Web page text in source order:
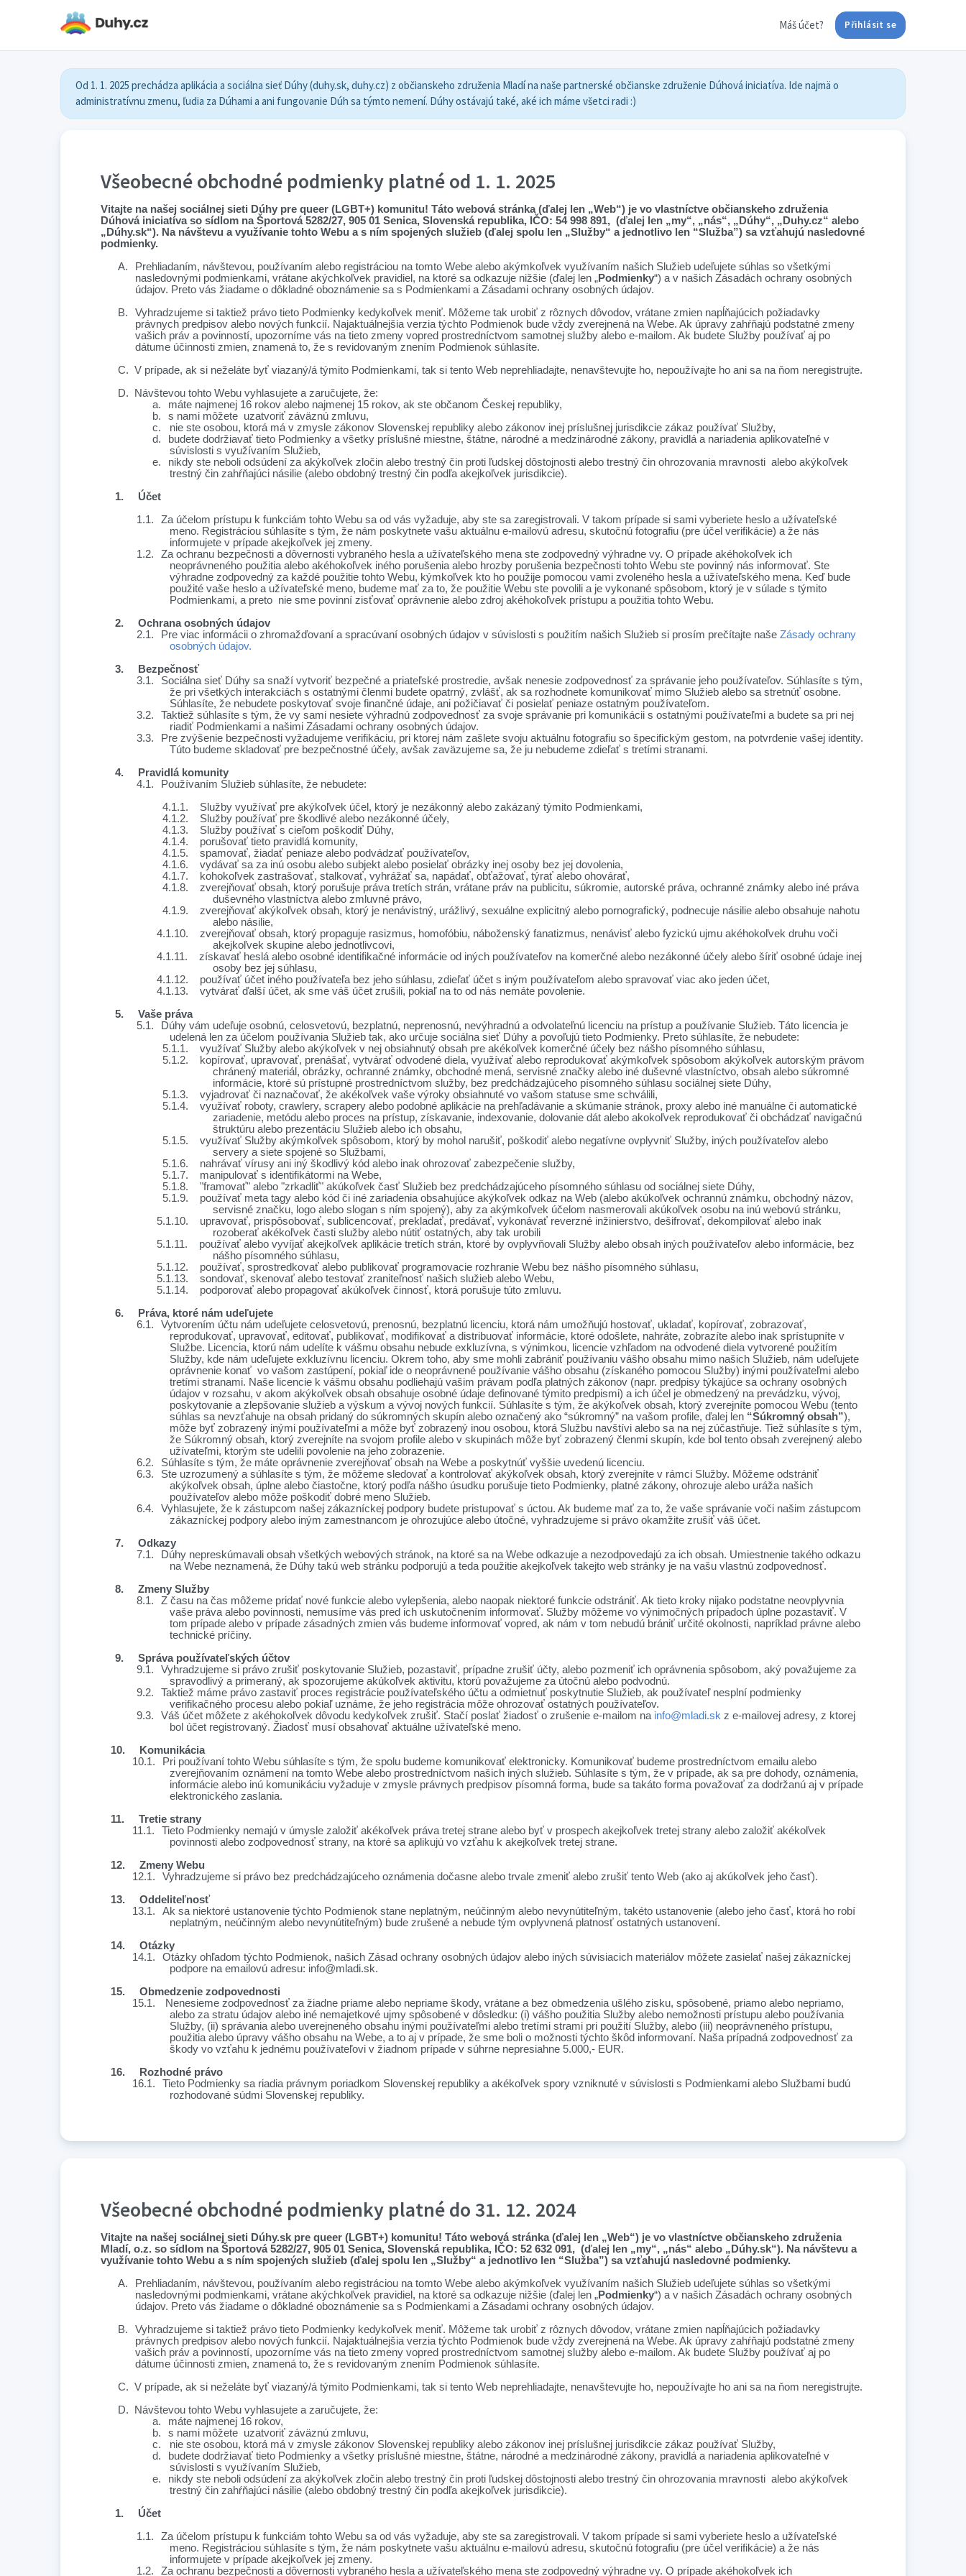
Máš účet? Přihlásit se
Od 1. 1. 2025 prechádza aplikácia a sociálna sieť Dúhy (duhy.sk, duhy.cz) z občianskeho združenia Mladí na naše partnerské občianske združenie Dúhová iniciatíva. Ide najmä o
administratívnu zmenu, ľudia za Dúhami a ani fungovanie Dúh sa týmto nemení. Dúhy ostávajú také, aké ich máme všetci radi :)
Všeobecné obchodné podmienky platné od 1. 1. 2025
Vitajte na našej sociálnej sieti Dúhy pre queer (LGBT+) komunitu! Táto webová stránka (ďalej len „Web“) je vo vlastníctve občianskeho združenia
Dúhová iniciatíva so sídlom na Športová 5282/27, 905 01 Senica, Slovenská republika, IČO: 54 998 891, (ďalej len „my“, „nás“, „Dúhy“, „Duhy.cz“ alebo
„Dúhy.sk“). Na návštevu a využívanie tohto Webu a s ním spojených služieb (ďalej spolu len „Služby“ a jednotlivo len “Služba”) sa vzťahujú nasledovné
podmienky.
A.
Prehliadaním, návštevou, používaním alebo registráciou na tomto Webe alebo akýmkoľvek využívaním našich Služieb udeľujete súhlas so všetkými
nasledovnými podmienkami, vrátane akýchkoľvek pravidiel, na ktoré sa odkazuje nižšie (ďalej len „Podmienky“) a v našich Zásadách ochrany osobných
údajov. Preto vás žiadame o dôkladné oboznámenie sa s Podmienkami a Zásadami ochrany osobných údajov.
B.
Vyhradzujeme si taktiež právo tieto Podmienky kedykoľvek meniť. Môžeme tak urobiť z rôznych dôvodov, vrátane zmien napĺňajúcich požiadavky
právnych predpisov alebo nových funkcií. Najaktuálnejšia verzia týchto Podmienok bude vždy zverejnená na Webe. Ak úpravy zahŕňajú podstatné zmeny
vašich práv a povinností, upozorníme vás na tieto zmeny vopred prostredníctvom samotnej služby alebo e-mailom. Ak budete Služby používať aj po
dátume účinnosti zmien, znamená to, že s revidovaným znením Podmienok súhlasíte.
C. V prípade, ak si neželáte byť viazaný/á týmito Podmienkami, tak si tento Web neprehliadajte, nenavštevujte ho, nepoužívajte ho ani sa na ňom neregistrujte.
D.
Návštevou tohto Webu vyhlasujete a zaručujete, že:
a.
máte najmenej 16 rokov alebo najmenej 15 rokov, ak ste občanom Českej republiky,
b.
s nami môžete uzatvoriť záväznú zmluvu,
c.
nie ste osobou, ktorá má v zmysle zákonov Slovenskej republiky alebo zákonov inej príslušnej jurisdikcie zákaz používať Služby,
d.
budete dodržiavať tieto Podmienky a všetky príslušné miestne, štátne, národné a medzinárodné zákony, pravidlá a nariadenia aplikovateľné v
súvislosti s využívaním Služieb,
e.
nikdy ste neboli odsúdení za akýkoľvek zločin alebo trestný čin proti ľudskej dôstojnosti alebo trestný čin ohrozovania mravnosti alebo akýkoľvek
trestný čin zahŕňajúci násilie (alebo obdobný trestný čin podľa akejkoľvek jurisdikcie).
1.
Účet
1.1.
Za účelom prístupu k funkciám tohto Webu sa od vás vyžaduje, aby ste sa zaregistrovali. V takom prípade si sami vyberiete heslo a užívateľské
meno. Registráciou súhlasíte s tým, že nám poskytnete vašu aktuálnu e-mailovú adresu, skutočnú fotografiu (pre účel verifikácie) a že nás
informujete v prípade akejkoľvek jej zmeny.
1.2.
Za ochranu bezpečnosti a dôvernosti vybraného hesla a užívateľského mena ste zodpovedný výhradne vy. O prípade akéhokoľvek ich
neoprávneného použitia alebo akéhokoľvek iného porušenia alebo hrozby porušenia bezpečnosti tohto Webu ste povinný nás informovať. Ste
výhradne zodpovedný za každé použitie tohto Webu, kýmkoľvek kto ho použije pomocou vami zvoleného hesla a užívateľského mena. Keď bude
použité vaše heslo a užívateľské meno, budeme mať za to, že použitie Webu ste povolili a je vykonané spôsobom, ktorý je v súlade s týmito
Podmienkami, a preto nie sme povinní zisťovať oprávnenie alebo zdroj akéhokoľvek prístupu a použitia tohto Webu.
2.
Ochrana osobných údajov
2.1.
Pre viac informácii o zhromažďovaní a spracúvaní osobných údajov v súvislosti s použitím našich Služieb si prosím prečítajte naše Zásady ochrany
osobných údajov.
3.
Bezpečnosť
3.1.
Sociálna sieť Dúhy sa snaží vytvoriť bezpečné a priateľské prostredie, avšak nenesie zodpovednosť za správanie jeho používateľov. Súhlasíte s tým,
že pri všetkých interakciách s ostatnými členmi budete opatrný, zvlášť, ak sa rozhodnete komunikovať mimo Služieb alebo sa stretnúť osobne.
Súhlasíte, že nebudete poskytovať svoje finančné údaje, ani požičiavať či posielať peniaze ostatným používateľom.
3.2.
Taktiež súhlasíte s tým, že vy sami nesiete výhradnú zodpovednosť za svoje správanie pri komunikácii s ostatnými používateľmi a budete sa pri nej
riadiť Podmienkami a našimi Zásadami ochrany osobných údajov.
3.3.
Pre zvýšenie bezpečnosti vyžadujeme verifikáciu, pri ktorej nám zašlete svoju aktuálnu fotografiu so špecifickým gestom, na potvrdenie vašej identity.
Túto budeme skladovať pre bezpečnostné účely, avšak zaväzujeme sa, že ju nebudeme zdieľať s tretími stranami.
4.
Pravidlá komunity
4.1.
Používaním Služieb súhlasíte, že nebudete:
4.1.1.
Služby využívať pre akýkoľvek účel, ktorý je nezákonný alebo zakázaný týmito Podmienkami,
4.1.2.
Služby používať pre škodlivé alebo nezákonné účely,
4.1.3.
Služby používať s cieľom poškodiť Dúhy,
4.1.4.
porušovať tieto pravidlá komunity,
4.1.5.
spamovať, žiadať peniaze alebo podvádzať používateľov,
4.1.6.
vydávať sa za inú osobu alebo subjekt alebo posielať obrázky inej osoby bez jej dovolenia,
4.1.7.
kohokoľvek zastrašovať, stalkovať, vyhrážať sa, napádať, obťažovať, týrať alebo ohovárať,
4.1.8.
zverejňovať obsah, ktorý porušuje práva tretích strán, vrátane práv na publicitu, súkromie, autorské práva, ochranné známky alebo iné práva
duševného vlastníctva alebo zmluvné právo,
4.1.9.
zverejňovať akýkoľvek obsah, ktorý je nenávistný, urážlivý, sexuálne explicitný alebo pornografický, podnecuje násilie alebo obsahuje nahotu
alebo násilie,
4.1.10.
zverejňovať obsah, ktorý propaguje rasizmus, homofóbiu, náboženský fanatizmus, nenávisť alebo fyzickú ujmu akéhokoľvek druhu voči
akejkoľvek skupine alebo jednotlivcovi,
4.1.11.
získavať heslá alebo osobné identifikačné informácie od iných používateľov na komerčné alebo nezákonné účely alebo šíriť osobné údaje inej
osoby bez jej súhlasu,
4.1.12.
používať účet iného používateľa bez jeho súhlasu, zdieľať účet s iným používateľom alebo spravovať viac ako jeden účet,
4.1.13.
vytvárať ďalší účet, ak sme váš účet zrušili, pokiaľ na to od nás nemáte povolenie.
5.
Vaše práva
5.1.
Dúhy vám udeľuje osobnú, celosvetovú, bezplatnú, neprenosnú, nevýhradnú a odvolateľnú licenciu na prístup a používanie Služieb. Táto licencia je
udelená len za účelom používania Služieb tak, ako určuje sociálna sieť Dúhy a povoľujú tieto Podmienky. Preto súhlasíte, že nebudete:
5.1.1.
využívať Služby alebo akýkoľvek v nej obsiahnutý obsah pre akékoľvek komerčné účely bez nášho písomného súhlasu,
5.1.2.
kopírovať, upravovať, prenášať, vytvárať odvodené diela, využívať alebo reprodukovať akýmkoľvek spôsobom akýkoľvek autorským právom
chránený materiál, obrázky, ochranné známky, obchodné mená, servisné značky alebo iné duševné vlastníctvo, obsah alebo súkromné ​​
informácie, ktoré sú prístupné prostredníctvom služby, bez predchádzajúceho písomného súhlasu sociálnej siete Dúhy,
5.1.3.
vyjadrovať či naznačovať, že akékoľvek vaše výroky obsiahnuté vo vašom statuse sme schválili,
5.1.4.
využívať roboty, crawlery, scrapery alebo podobné aplikácie na prehľadávanie a skúmanie stránok, proxy alebo iné manuálne či automatické
zariadenie, metódu alebo proces na prístup, získavanie, indexovanie, dolovanie dát alebo akokoľvek reprodukovať či obchádzať navigačnú
štruktúru alebo prezentáciu Služieb alebo ich obsahu,
5.1.5.
využívať Služby akýmkoľvek spôsobom, ktorý by mohol narušiť, poškodiť alebo negatívne ovplyvniť Služby, iných používateľov alebo
servery a siete spojené so Službami,
5.1.6.
nahrávať vírusy ani iný škodlivý kód alebo inak ohrozovať zabezpečenie služby,
5.1.7.
manipulovať s identifikátormi na Webe,
5.1.8.
"framovať" alebo "zrkadliť" akúkoľvek časť Služieb bez predchádzajúceho písomného súhlasu od sociálnej siete Dúhy,
5.1.9.
používať meta tagy alebo kód či iné zariadenia obsahujúce akýkoľvek odkaz na Web (alebo akúkoľvek ochrannú známku, obchodný názov,
servisné značku, logo alebo slogan s ním spojený), aby za akýmkoľvek účelom nasmerovali akúkoľvek osobu na inú webovú stránku,
5.1.10.
upravovať, prispôsobovať, sublicencovať, prekladať, predávať, vykonávať reverzné inžinierstvo, dešifrovať, dekompilovať alebo inak
rozoberať akékoľvek časti služby alebo nútiť ostatných, aby tak urobili
5.1.11.
používať alebo vyvíjať akejkoľvek aplikácie tretích strán, ktoré by ovplyvňovali Služby alebo obsah iných používateľov alebo informácie, bez
nášho písomného súhlasu,
5.1.12.
používať, sprostredkovať alebo publikovať programovacie rozhranie Webu bez nášho písomného súhlasu,
5.1.13.
sondovať, skenovať alebo testovať zraniteľnosť našich služieb alebo Webu,
5.1.14.
podporovať alebo propagovať akúkoľvek činnosť, ktorá porušuje túto zmluvu.
6.
Práva, ktoré nám udeľujete
6.1.
Vytvorením účtu nám udeľujete celosvetovú, prenosnú, bezplatnú licenciu, ktorá nám umožňujú hostovať, ukladať, kopírovať, zobrazovať,
reprodukovať, upravovať, editovať, publikovať, modifikovať a distribuovať informácie, ktoré odošlete, nahráte, zobrazíte alebo inak sprístupníte v
Službe. Licencia, ktorú nám udelíte k vášmu obsahu nebude exkluzívna, s výnimkou, licencie vzhľadom na odvodené diela vytvorené použitím
Služby, kde nám udeľujete exkluzívnu licenciu. Okrem toho, aby sme mohli zabrániť používaniu vášho obsahu mimo našich Služieb, nám udeľujete
oprávnenie konať vo vašom zastúpení, pokiaľ ide o neoprávnené používanie vášho obsahu (získaného pomocou Služby) inými používateľmi alebo
tretími stranami. Naše licencie k vášmu obsahu podliehajú vašim právam podľa platných zákonov (napr. predpisy týkajúce sa ochrany osobných
údajov v rozsahu, v akom akýkoľvek obsah obsahuje osobné údaje definované týmito predpismi) a ich účel je obmedzený na prevádzku, vývoj,
poskytovanie a zlepšovanie služieb a výskum a vývoj nových funkcií. Súhlasíte s tým, že akýkoľvek obsah, ktorý zverejníte pomocou Webu (tento
súhlas sa nevzťahuje na obsah pridaný do súkromných skupín alebo označený ako “súkromný” na vašom profile, ďalej len “Súkromný obsah”),
môže byť zobrazený inými používateľmi a môže byť zobrazený inou osobou, ktorá Službu navštívi alebo sa na nej zúčastňuje. Tiež súhlasíte s tým,
že Súkromný obsah, ktorý zverejníte na svojom profile alebo v skupinách môže byť zobrazený členmi skupín, kde bol tento obsah zverejnený alebo
užívateľmi, ktorým ste udelili povolenie na jeho zobrazenie.
6.2.
Súhlasíte s tým, že máte oprávnenie zverejňovať obsah na Webe a poskytnúť vyššie uvedenú licenciu.
6.3.
Ste uzrozumený a súhlasíte s tým, že môžeme sledovať a kontrolovať akýkoľvek obsah, ktorý zverejníte v rámci Služby. Môžeme odstrániť
akýkoľvek obsah, úplne alebo čiastočne, ktorý podľa nášho úsudku porušuje tieto Podmienky, platné zákony, ohrozuje alebo uráža našich
používateľov alebo môže poškodiť dobré meno Služieb.
6.4.
Vyhlasujete, že k zástupcom našej zákazníckej podpory budete pristupovať s úctou. Ak budeme mať za to, že vaše správanie voči našim zástupcom
zákazníckej podpory alebo iným zamestnancom je ohrozujúce alebo útočné, vyhradzujeme si právo okamžite zrušiť váš účet.
7.
Odkazy
7.1.
Dúhy nepreskúmavali obsah všetkých webových stránok, na ktoré sa na Webe odkazuje a nezodpovedajú za ich obsah. Umiestnenie takého odkazu
na Webe neznamená, že Dúhy takú web stránku podporujú a teda použitie akejkoľvek takejto web stránky je na vašu vlastnú zodpovednosť.
8.
Zmeny Služby
8.1.
Z času na čas môžeme pridať nové funkcie alebo vylepšenia, alebo naopak niektoré funkcie odstrániť. Ak tieto kroky nijako podstatne neovplyvnia
vaše práva alebo povinnosti, nemusíme vás pred ich uskutočnením informovať. Služby môžeme vo výnimočných prípadoch úplne pozastaviť. V
tom prípade alebo v prípade zásadných zmien vás budeme informovať vopred, ak nám v tom nebudú brániť určité okolnosti, napríklad právne alebo
technické príčiny.
9.
Správa používateľských účtov
9.1.
Vyhradzujeme si právo zrušiť poskytovanie Služieb, pozastaviť, prípadne zrušiť účty, alebo pozmeniť ich oprávnenia spôsobom, aký považujeme za
spravodlivý a primeraný, ak spozorujeme akúkoľvek aktivitu, ktorú považujeme za útočnú alebo podvodnú.
9.2.
Taktiež máme právo zastaviť proces registrácie používateľského účtu a odmietnuť poskytnutie Služieb, ak používateľ nesplní podmienky
verifikačného procesu alebo pokiaľ uznáme, že jeho registrácia môže ohrozovať ostatných používateľov.
9.3.
Váš účet môžete z akéhokoľvek dôvodu kedykoľvek zrušiť. Stačí poslať žiadosť o zrušenie e-mailom na info@mladi.sk z e-mailovej adresy, z ktorej
bol účet registrovaný. Žiadosť musí obsahovať aktuálne užívateľské meno.
10.
Komunikácia
10.1.
Pri používaní tohto Webu súhlasíte s tým, že spolu budeme komunikovať elektronicky. Komunikovať budeme prostredníctvom emailu alebo
zverejňovaním oznámení na tomto Webe alebo prostredníctvom našich iných služieb. Súhlasíte s tým, že v prípade, ak sa pre dohody, oznámenia,
informácie alebo inú komunikáciu vyžaduje v zmysle právnych predpisov písomná forma, bude sa takáto forma považovať za dodržanú aj v prípade
elektronického zaslania.
11.
Tretie strany
11.1.
Tieto Podmienky nemajú v úmysle založiť akékoľvek práva tretej strane alebo byť v prospech akejkoľvek tretej strany alebo založiť akékoľvek
povinnosti alebo zodpovednosť strany, na ktoré sa aplikujú vo vzťahu k akejkoľvek tretej strane.
12.
Zmeny Webu
12.1.
Vyhradzujeme si právo bez predchádzajúceho oznámenia dočasne alebo trvale zmeniť alebo zrušiť tento Web (ako aj akúkoľvek jeho časť).
13.
Oddeliteľnosť
13.1.
Ak sa niektoré ustanovenie týchto Podmienok stane neplatným, neúčinným alebo nevynútiteľným, takéto ustanovenie (alebo jeho časť, ktorá ho robí
neplatným, neúčinným alebo nevynútiteľným) bude zrušené a nebude tým ovplyvnená platnosť ostatných ustanovení.
14.
Otázky
14.1.
Otázky ohľadom týchto Podmienok, našich Zásad ochrany osobných údajov alebo iných súvisiacich materiálov môžete zasielať našej zákazníckej
podpore na emailovú adresu: info@mladi.sk.
15.
Obmedzenie zodpovednosti
15.1.
Nenesieme zodpovednosť za žiadne priame alebo nepriame škody, vrátane a bez obmedzenia ušlého zisku, spôsobené, priamo alebo nepriamo,
alebo za stratu údajov alebo iné nemajetkové ujmy spôsobené v dôsledku: (i) vášho použitia Služby alebo nemožnosti prístupu alebo používania
Služby, (ii) správania alebo uverejneného obsahu inými používateľmi alebo tretími strami pri použití Služby, alebo (iii) neoprávneného prístupu,
použitia alebo úpravy vášho obsahu na Webe, a to aj v prípade, že sme boli o možnosti týchto škôd informovaní. Naša prípadná zodpovednosť za
škody vo vzťahu k jednému používateľovi v žiadnom prípade v súhrne nepresiahne 5.000,- EUR.
16.
Rozhodné právo
16.1.
Tieto Podmienky sa riadia právnym poriadkom Slovenskej republiky a akékoľvek spory vzniknuté v súvislosti s Podmienkami alebo Službami budú
rozhodované súdmi Slovenskej republiky.
Všeobecné obchodné podmienky platné do 31. 12. 2024
Vitajte na našej sociálnej sieti Dúhy.sk pre queer (LGBT+) komunitu! Táto webová stránka (ďalej len „Web“) je vo vlastníctve občianskeho združenia
Mladí, o.z. so sídlom na Športová 5282/27, 905 01 Senica, Slovenská republika, IČO: 52 632 091, (ďalej len „my“, „nás“ alebo „Dúhy.sk“). Na návštevu a
využívanie tohto Webu a s ním spojených služieb (ďalej spolu len „Služby“ a jednotlivo len “Služba”) sa vzťahujú nasledovné podmienky.
A.
Prehliadaním, návštevou, používaním alebo registráciou na tomto Webe alebo akýmkoľvek využívaním našich Služieb udeľujete súhlas so všetkými
nasledovnými podmienkami, vrátane akýchkoľvek pravidiel, na ktoré sa odkazuje nižšie (ďalej len „Podmienky“) a v našich Zásadách ochrany osobných
údajov. Preto vás žiadame o dôkladné oboznámenie sa s Podmienkami a Zásadami ochrany osobných údajov.
B.
Vyhradzujeme si taktiež právo tieto Podmienky kedykoľvek meniť. Môžeme tak urobiť z rôznych dôvodov, vrátane zmien napĺňajúcich požiadavky
právnych predpisov alebo nových funkcií. Najaktuálnejšia verzia týchto Podmienok bude vždy zverejnená na Webe. Ak úpravy zahŕňajú podstatné zmeny
vašich práv a povinností, upozorníme vás na tieto zmeny vopred prostredníctvom samotnej služby alebo e-mailom. Ak budete Služby používať aj po
dátume účinnosti zmien, znamená to, že s revidovaným znením Podmienok súhlasíte.
C. V prípade, ak si neželáte byť viazaný/á týmito Podmienkami, tak si tento Web neprehliadajte, nenavštevujte ho, nepoužívajte ho ani sa na ňom neregistrujte.
D.
Návštevou tohto Webu vyhlasujete a zaručujete, že:
a.
máte najmenej 16 rokov,
b.
s nami môžete uzatvoriť záväznú zmluvu,
c.
nie ste osobou, ktorá má v zmysle zákonov Slovenskej republiky alebo zákonov inej príslušnej jurisdikcie zákaz používať Služby,
d.
budete dodržiavať tieto Podmienky a všetky príslušné miestne, štátne, národné a medzinárodné zákony, pravidlá a nariadenia aplikovateľné v
súvislosti s využívaním Služieb,
e.
nikdy ste neboli odsúdení za akýkoľvek zločin alebo trestný čin proti ľudskej dôstojnosti alebo trestný čin ohrozovania mravnosti alebo akýkoľvek
trestný čin zahŕňajúci násilie (alebo obdobný trestný čin podľa akejkoľvek jurisdikcie).
1.
Účet
1.1.
Za účelom prístupu k funkciám tohto Webu sa od vás vyžaduje, aby ste sa zaregistrovali. V takom prípade si sami vyberiete heslo a užívateľské
meno. Registráciou súhlasíte s tým, že nám poskytnete vašu aktuálnu e-mailovú adresu, skutočnú fotografiu (pre účel verifikácie) a že nás
informujete v prípade akejkoľvek jej zmeny.
1.2.
Za ochranu bezpečnosti a dôvernosti vybraného hesla a užívateľského mena ste zodpovedný výhradne vy. O prípade akéhokoľvek ich